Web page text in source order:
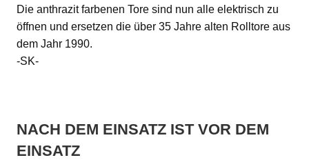
Die anthrazit farbenen Tore sind nun alle elektrisch zu
öffnen und ersetzen die über 35 Jahre alten Rolltore aus
dem Jahr 1990.
-SK-
NACH DEM EINSATZ IST VOR DEM
EINSATZ